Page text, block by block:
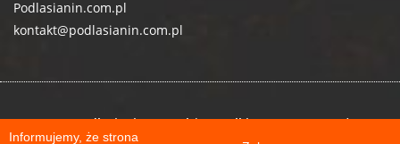
Informujemy, że strona
Podlasianin.com.pl
kontakt@podlasianin.com.pl
© 2026 podlasianin.com.pl | Wszelkie prawa zastrzeżone